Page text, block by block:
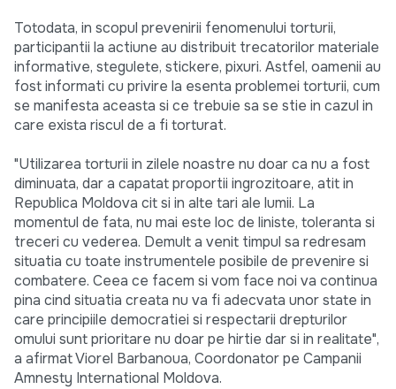
Totodata, in scopul prevenirii fenomenului torturii,
participantii la actiune au distribuit trecatorilor materiale
informative, stegulete, stickere, pixuri. Astfel, oamenii au
fost informati cu privire la esenta problemei torturii, cum
se manifesta aceasta si ce trebuie sa se stie in cazul in
care exista riscul de a fi torturat.
"Utilizarea torturii in zilele noastre nu doar ca nu a fost
diminuata, dar a capatat proportii ingrozitoare, atit in
Republica Moldova cit si in alte tari ale lumii. La
momentul de fata, nu mai este loc de liniste, toleranta si
treceri cu vederea. Demult a venit timpul sa redresam
situatia cu toate instrumentele posibile de prevenire si
combatere. Ceea ce facem si vom face noi va continua
pina cind situatia creata nu va fi adecvata unor state in
care principiile democratiei si respectarii drepturilor
omului sunt prioritare nu doar pe hirtie dar si in realitate",
a afirmat Viorel Barbanoua, Coordonator pe Campanii
Amnesty International Moldova.